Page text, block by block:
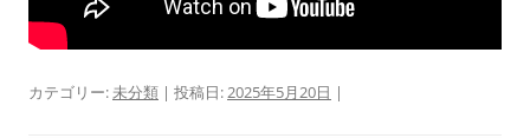
カテゴリー:未分類 | 投稿日:2025年5月20日 |